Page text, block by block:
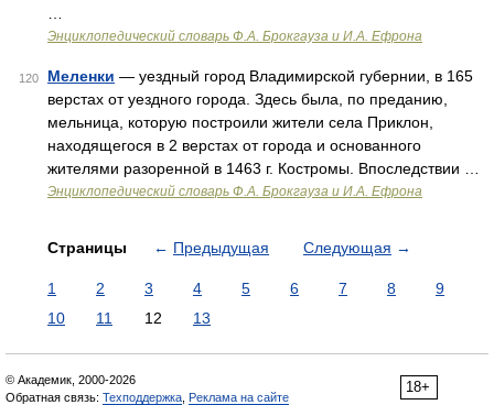
Энциклопедический словарь Ф.А. Брокгауза и И.А. Ефрона
120 Меленки — уездный город Владимирской губернии, в 165
верстах от уездного города. Здесь была, по преданию,
мельница, которую построили жители села Приклон,
находящегося в 2 верстах от города и основанного
жителями разоренной в 1463 г. Костромы. Впоследствии …
Энциклопедический словарь Ф.А. Брокгауза и И.А. Ефрона
Страницы ← Предыдущая Следующая →
1 2 3 4 5 6 7 8
9
10
11 12 13
18+
© Академик, 2000-2026
Обратная связь: Техподдержка Реклама на сайте